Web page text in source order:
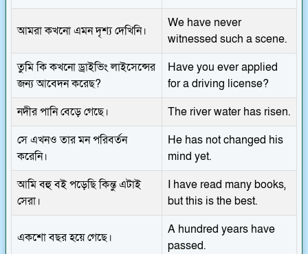
আমরা কখনো এমন দৃশ্য দেখিনি।
We have never
witnessed such a scene.
তুমি কি কখনো ড্রাইভিং লাইসেন্সের
জন্য আবেদন করেছ?
Have you ever applied
for a driving license?
নদীর পানি বেড়ে গেছে।
The river water has risen.
সে এখনও তার মন পরিবর্তন
করেনি।
He has not changed his
mind yet.
আমি বহু বই পড়েছি কিন্তু এটাই
সেরা।
I have read many books,
but this is the best.
একশো বছর হয়ে গেছে।
A hundred years have
passed.